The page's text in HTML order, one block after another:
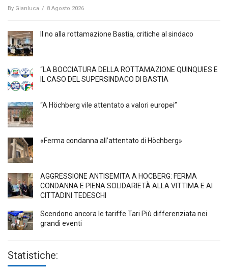
By Gianluca / 8 Agosto 2026
Il no alla rottamazione Bastia, critiche al sindaco
“LA BOCCIATURA DELLA ROTTAMAZIONE QUINQUIES E
IL CASO DEL SUPERSINDACO DI BASTIA
“A Höchberg vile attentato a valori europei”
«Ferma condanna all’attentato di Höchberg»
AGGRESSIONE ANTISEMITA A HÖCBERG: FERMA
CONDANNA E PIENA SOLIDARIETÀ ALLA VITTIMA E AI
CITTADINI TEDESCHI
Scendono ancora le tariffe Tari Più differenziata nei
grandi eventi
Statistiche: